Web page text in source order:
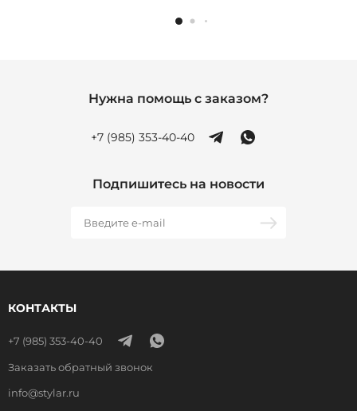
Нужна помощь с заказом?
+7 (985) 353-40-40
Подпишитесь на новости
КОНТАКТЫ
+7 (985) 353-40-40
Заказать обратный звонок
info@stylar.ru